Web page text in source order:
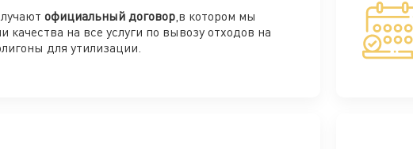
официальный договор,в котором мы
качества на все услуги по вывозу отходов на
для утилизации.